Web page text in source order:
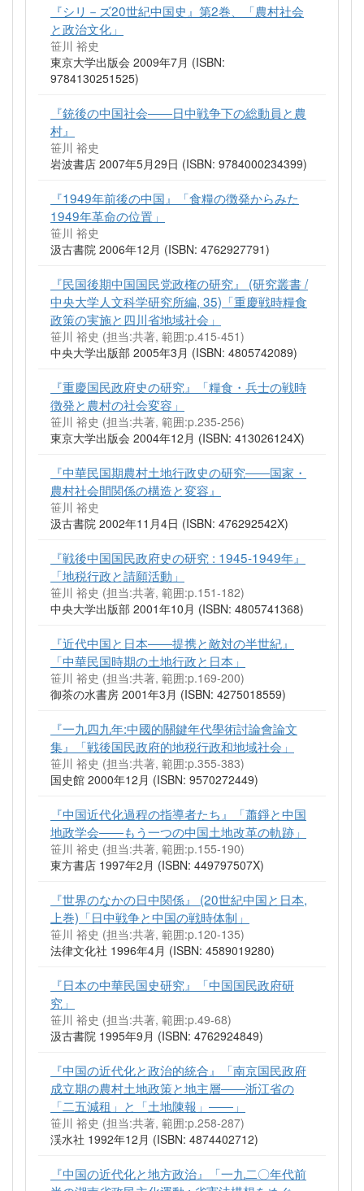
『シリ－ズ20世紀中国史』第2巻、「農村社会
と政治文化」
笹川 裕史
東京大学出版会 2009年7月 (ISBN:
9784130251525)
『銃後の中国社会――日中戦争下の総動員と農
村』
笹川 裕史
岩波書店 2007年5月29日 (ISBN: 9784000234399)
『1949年前後の中国』「食糧の徴発からみた
1949年革命の位置」
笹川 裕史
汲古書院 2006年12月 (ISBN: 4762927791)
『民国後期中国国民党政権の研究』 (研究叢書 /
中央大学人文科学研究所編, 35)「重慶戦時糧食
政策の実施と四川省地域社会」
笹川 裕史 (担当:共著, 範囲:p.415-451)
中央大学出版部 2005年3月 (ISBN: 4805742089)
『重慶国民政府史の研究』「糧食・兵士の戦時
徴発と農村の社会変容」
笹川 裕史 (担当:共著, 範囲:p.235-256)
東京大学出版会 2004年12月 (ISBN: 413026124X)
『中華民国期農村土地行政史の研究――国家・
農村社会間関係の構造と変容』
笹川 裕史
汲古書院 2002年11月4日 (ISBN: 476292542X)
『戦後中国国民政府史の研究 : 1945-1949年』
「地税行政と請願活動」
笹川 裕史 (担当:共著, 範囲:p.151-182)
中央大学出版部 2001年10月 (ISBN: 4805741368)
『近代中国と日本――提携と敵対の半世紀』
「中華民国時期の土地行政と日本」
笹川 裕史 (担当:共著, 範囲:p.169-200)
御茶の水書房 2001年3月 (ISBN: 4275018559)
『一九四九年:中國的關鍵年代學術討論會論文
集』「戦後国民政府的地税行政和地域社会」
笹川 裕史 (担当:共著, 範囲:p.355-383)
国史館 2000年12月 (ISBN: 9570272449)
『中国近代化過程の指導者たち』「蕭錚と中国
地政学会――もう一つの中国土地改革の軌跡」
笹川 裕史 (担当:共著, 範囲:p.155-190)
東方書店 1997年2月 (ISBN: 449797507X)
『世界のなかの日中関係』 (20世紀中国と日本,
上巻)「日中戦争と中国の戦時体制」
笹川 裕史 (担当:共著, 範囲:p.120-135)
法律文化社 1996年4月 (ISBN: 4589019280)
『日本の中華民国史研究』「中国国民政府研
究」
笹川 裕史 (担当:共著, 範囲:p.49-68)
汲古書院 1995年9月 (ISBN: 4762924849)
『中国の近代化と政治的統合』「南京国民政府
成立期の農村土地政策と地主層――浙江省の
「二五減租」と「土地陳報」――」
笹川 裕史 (担当:共著, 範囲:p.258-287)
渓水社 1992年12月 (ISBN: 4874402712)
『中国の近代化と地方政治』「一九二〇年代前